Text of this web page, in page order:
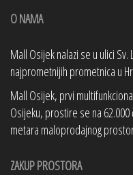
O NAMA
Mall Osijek nalazi se u ulici
najprometnijih prometnica u
Mall Osijek, prvi
Osijeku, prostire se na
metara maloprodajnog
ZAKUP PROSTORA